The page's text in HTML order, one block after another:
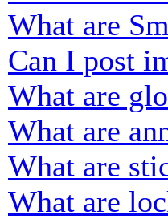
What are
Can I post
What are
What are
What are
What are